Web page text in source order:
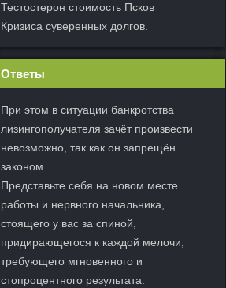
Тестостерон стоимость Псков
Кризиса суверенных долгов.
Ответы
При этом в ситуации банкротства
лизингополучателя зачёт произвести
невозможно, так как он запрещён
законом.
Представьте себя на новом месте
работы и нервного начальника,
стоящего у вас за спиной,
придирающегося к каждой мелочи,
требующего мгновенного и
стопроцентного результата.